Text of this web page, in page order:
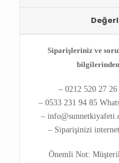
Siparişleriniz ve
– 0212 520 27
– 0533 231 94 85
–
– Siparişinizi
Önemli Not: